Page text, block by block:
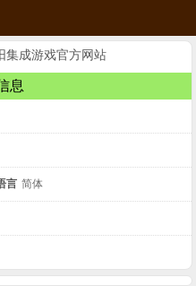
集成游戏官方网站
息
言 简体